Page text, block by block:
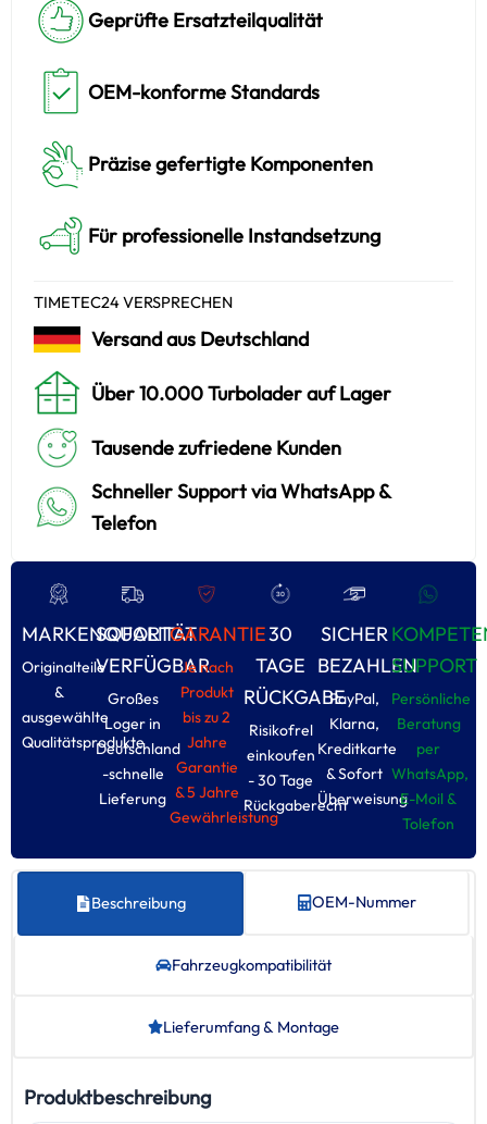
Geprüfte Ersatzteilqualität
OEM-konforme Standards
Präzise gefertigte Komponenten
Für professionelle Instandsetzung
TIMETEC24 VERSPRECHEN
Versand aus Deutschland
Über 10.000 Turbolader auf Lager
Tausende zufriedene Kunden
Schneller Support via WhatsApp &
Telefon
MARKENQUALITÄT
Originalteile
&
ausgewählte
Qualitätsprodukte
SOFORT
VERFÜGBAR
Großes
Loger in
Deutschland
-schnelle
Lieferung
GARANTIE
Je nach
Produkt
bis zu 2
Jahre
Garantie
& 5 Jahre
Gewährleistung
30
TAGE
RÜCKGABE
Risikofrel
einkoufen
- 30 Tage
Rückgaberecht
SICHER
BEZAHLEN
PayPal,
Klarna,
Kreditkarte
& Sofort
Überweisung
SUPPORT
Persönliche
Beratung
per
WhatsApp,
E-Moil &
Tolefon
Beschreibung OEM-Nummer
Fahrzeug­kompatibilität
Lieferumfang & Montage
Produktbeschreibung